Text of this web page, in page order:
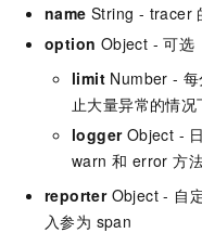
name String - tracer
option Object - 可选
limit Number -
止大量异常的情
loggerObject -
warn 和 error 方
reporterObject - 自
入参为 span